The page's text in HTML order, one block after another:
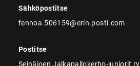
Sähköpostitse
fennoa.506159@erin.posti.com
Postitse
Seinäjoen Jalkapallokerho-juniorit ry